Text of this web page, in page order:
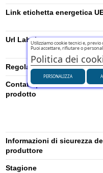
Link etichetta energetica
Url Label
Regolamento UE (2020/740)
Contatti per la sicurezza del
prodotto
Informazioni di sicurezza
produttore
Stagione
Utilizziamo cookie tecnici e,
Puoi accettare, rifiutare o
Politica dei
PERSONALIZZA